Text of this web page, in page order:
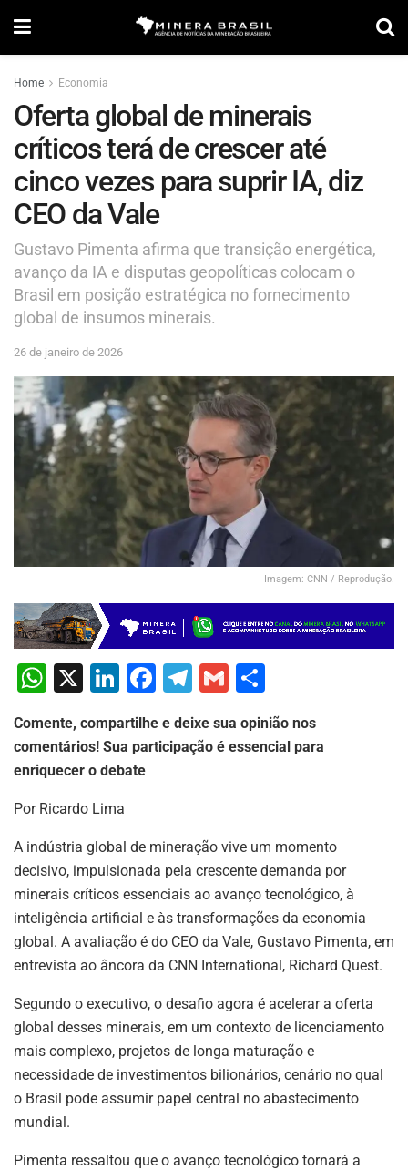
Home Economia
Oferta global de minerais
críticos terá de crescer até
cinco vezes para suprir IA, diz
CEO da Vale
Gustavo Pimenta afirma que transição energética,
avanço da IA e disputas geopolíticas colocam o
Brasil em posição estratégica no fornecimento
global de insumos minerais.
26 de janeiro de 2026
Imagem: CNN / Reprodução.
W
at
s
A
p
p
X
Li
k
e
n
F
c
o
k
T
el
e
gr
G
ai
h
ar
Comente, compartilhe e deixe sua opinião nos
comentários! Sua participação é essencial para
enriquecer o debate
Por Ricardo Lima
A indústria global de mineração vive um momento
decisivo, impulsionada pela crescente demanda por
minerais críticos essenciais ao avanço tecnológico, à
inteligência artificial e às transformações da economia
global. A avaliação é do CEO da Vale, Gustavo Pimenta, em
entrevista ao âncora da CNN International, Richard Quest.
Segundo o executivo, o desafio agora é acelerar a oferta
global desses minerais, em um contexto de licenciamento
mais complexo, projetos de longa maturação e
necessidade de investimentos bilionários, cenário no qual
o Brasil pode assumir papel central no abastecimento
mundial.
Pimenta ressaltou que o avanço tecnológico tornará a